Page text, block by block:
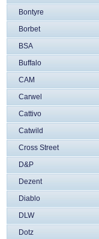
Bontyre
Borbet
BSA
Buffalo
CAM
Carwel
Cattivo
Catwild
Cross Street
D&P
Dezent
Diablo
DLW
Dotz